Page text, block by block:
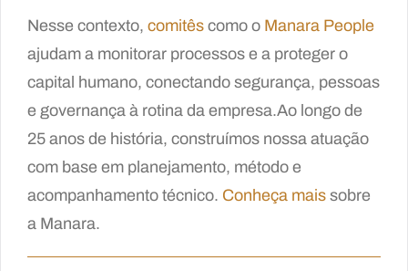
Nesse contexto, comitês como o Manara People
ajudam a monitorar processos e a proteger o
capital humano, conectando segurança, pessoas
e governança à rotina da empresa.Ao longo de
25 anos de história, construímos nossa atuação
com base em planejamento, método e
acompanhamento técnico. Conheça mais sobre
a Manara.